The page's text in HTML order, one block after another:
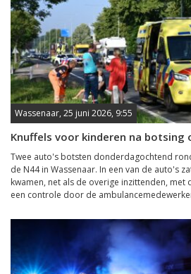
Wassenaar, 25 juni 2026, 9:55
Knuffels voor kinderen na botsing
Twee auto's botsten donderdagochtend
de N44 in Wassenaar. In een van de auto's
kwamen, net als de overige inzittenden, met
een controle door de